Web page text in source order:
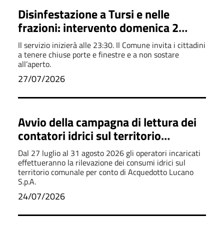
Disinfestazione a Tursi e nelle
frazioni: intervento domenica 2
agosto 2026
Il servizio inizierà alle 23:30. Il Comune invita i cittadini
a tenere chiuse porte e finestre e a non sostare
all’aperto.
27/07/2026
Avvio della campagna di lettura dei
contatori idrici sul territorio
comunale
Dal 27 luglio al 31 agosto 2026 gli operatori incaricati
effettueranno la rilevazione dei consumi idrici sul
territorio comunale per conto di Acquedotto Lucano
S.p.A.
24/07/2026